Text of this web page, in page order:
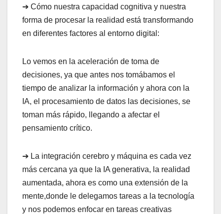
➔ Cómo nuestra capacidad cognitiva y nuestra
forma de procesar la realidad está transformando
en diferentes factores al entorno digital:
Lo vemos en la aceleración de toma de
decisiones, ya que antes nos tomábamos el
tiempo de analizar la información y ahora con la
IA, el procesamiento de datos las decisiones, se
toman más rápido, llegando a afectar el
pensamiento crítico.
➔ La integración cerebro y máquina es cada vez
más cercana ya que la IA generativa, la realidad
aumentada, ahora es como una extensión de la
mente,donde le delegamos tareas a la tecnología
y nos podemos enfocar en tareas creativas